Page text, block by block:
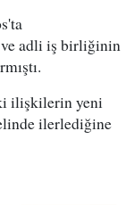
adli iş birliğinin
ilişkilerin yeni
ilerlediğine